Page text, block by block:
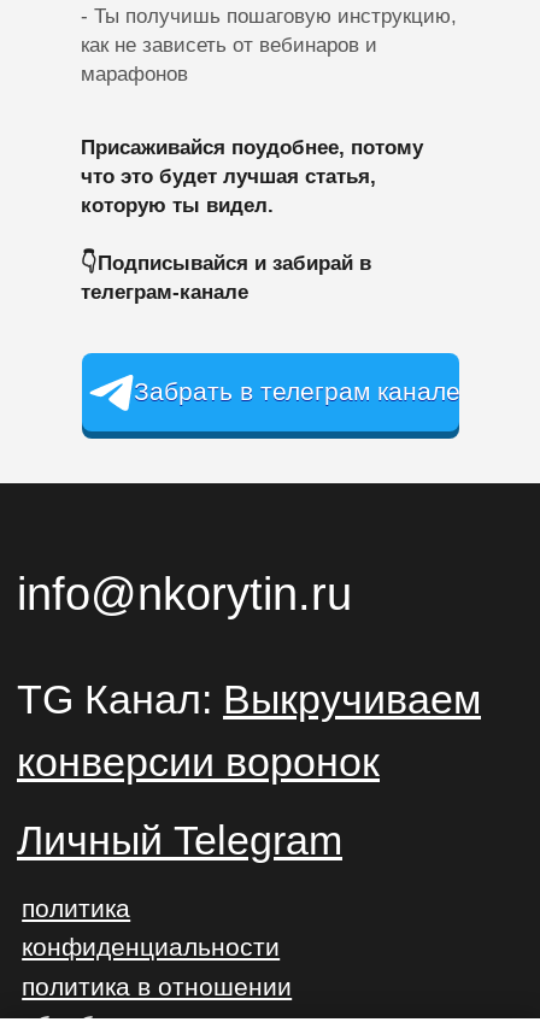
- Ты получишь пошаговую инструкцию,
как не зависеть от вебинаров и
марафонов
Присаживайся поудобнее, потому
что это будет лучшая статья,
которую ты видел.
👇Подписывайся и забирай в
телеграм-канале
Забрать в телеграм канале
Забрать в телеграм канале
Личный Telegram
политика в отношении
обработки персональных
конфиденциальности
TG Канал:Выкручиваем
конверсии воронок
ВЛАДИМИРОВИЧ